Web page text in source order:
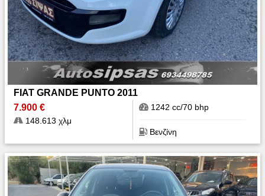
FIAT GRANDE PUNTO 2011
7.900 €
148.613 χλμ
1242 cc/70 bhp
Βενζίνη